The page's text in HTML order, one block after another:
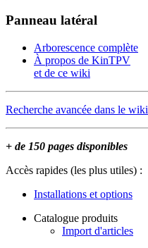
Panneau latéral
Arborescence complète
À propos de KinTPV
et de ce wiki
Recherche avancée dans le wiki
+ de 150 pages disponibles
Accès rapides (les plus utiles) :
Installations et options
Catalogue produits
Import d'articles